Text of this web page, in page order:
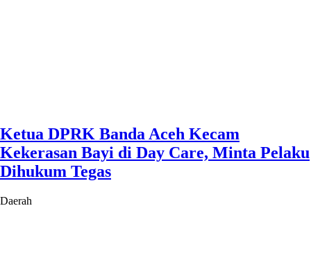
Ketua DPRK Banda Aceh Kecam
Kekerasan Bayi di Day Care, Minta Pelaku
Dihukum Tegas
Daerah